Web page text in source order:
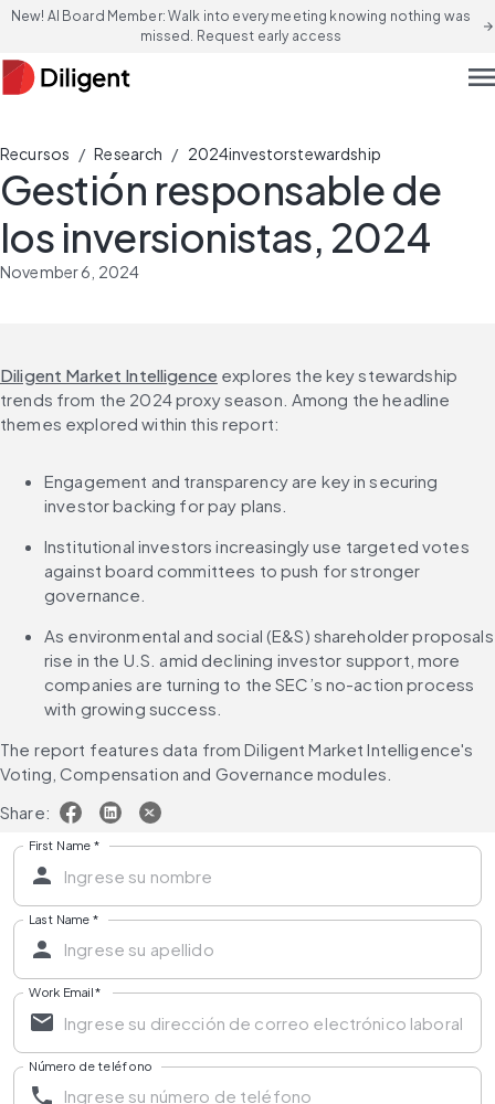
New! AI Board Member: Walk into every meeting knowing nothing was
missed. Request early access
arrow_forward
Recursos / Research / 2024investorstewardship
Gestión responsable de
los inversionistas, 2024
November 6, 2024
Diligent Market Intelligence explores the key stewardship
trends from the 2024 proxy season. Among the headline
themes explored within this report:
Engagement and transparency are key in securing
investor backing for pay plans.
Institutional investors increasingly use targeted votes
against board committees to push for stronger
governance.
As environmental and social (E&S) shareholder proposals
rise in the U.S. amid declining investor support, more
companies are turning to the SEC’s no-action process
with growing success.
The report features data from Diligent Market Intelligence's
Voting, Compensation and Governance modules.
Share:
First Name *
Last Name *
Work Email*
Número de teléfono